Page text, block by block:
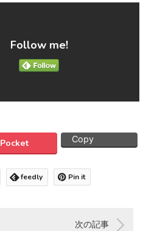
Follow me!
Pocket Copy
feedly Pin it
次の記事